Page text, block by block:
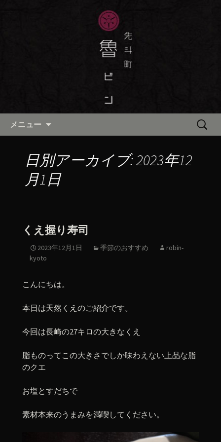
京都・先斗町の京料理・和食
「魯ビン（ろびん）」の公式ブ
京都・先斗町の京町家で美味しい季節
の京料理・和食が自慢の「魯ビン（ろ
びん）」がお店からのお知らせや、お
料理について最新情報をおとどけしま
メニュー
検
日別アーカイブ: 2023年12
月1日
くえ握り寿司
2023年12月1日 季節のおすすめ
robin-
kyoto
こんにちは。
本日は天然くえのご紹介です。
今回は長崎の27キロの大きなくえ
脂ものってこの大きさでしか味わえない上品な脂
のクエ
お塩とすだちで
素材本来のうまみを満喫してください。